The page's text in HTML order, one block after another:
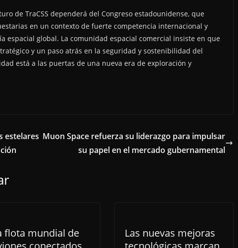
de TraCSS dependerá del Congreso estadounidense, que
en un contexto de fuerte competencia internacional y
espacial global. La comunidad espacial comercial insiste en que
y un paso atrás en la seguridad y sostenibilidad del
está a las puertas de una nueva era de exploración y
estelares Muon Space refuerza su liderazgo para impulsar
su papel en el mercado gubernamental
flota mundial de
Las nuevas mejoras